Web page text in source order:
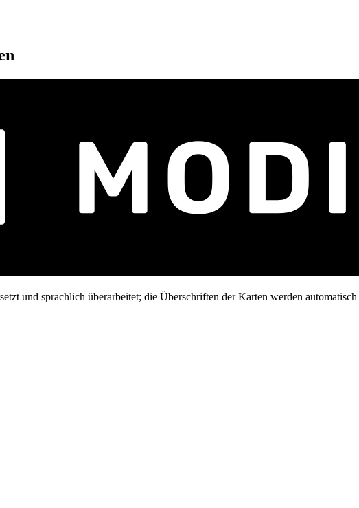
und sprachlich überarbeitet; die Überschriften der Karten werden